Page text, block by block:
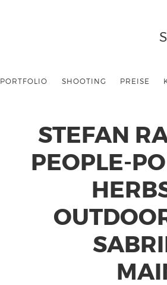
PORTFOLIO SHOOTING PREISE
STEFAN
PEOPLE-